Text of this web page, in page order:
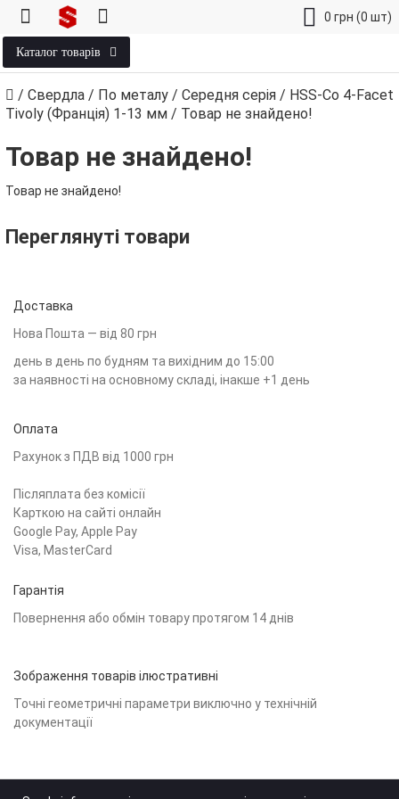
0 грн (0 шт)
Каталог товарів
/ Свердла / По металу / Середня серія / HSS-Co 4-Facet
Tivoly (Франція) 1‑13 мм / Товар не знайдено!
Товар не знайдено!
Товар не знайдено!
Переглянуті товари
Доставка
Нова Пошта — від 80 грн
день в день по будням та вихідним до 15:00
за наявності на основному складі, інакше +1 день
Оплата
Рахунок з ПДВ від 1000 грн
Післяплата без комісії
Карткою на сайті онлайн
Google Pay, Apple Pay
Visa, MasterCard
Гарантія
Повернення або обмін товару протягом 14 днів
Зображення товарів ілюстративні
Точні геометричні параметри виключно у технічній
документації